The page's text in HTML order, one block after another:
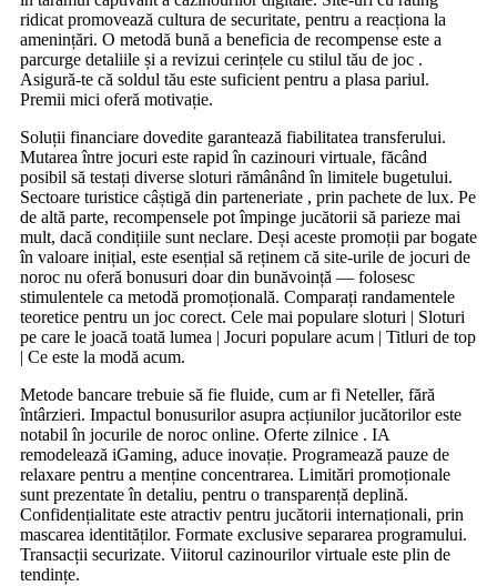
ridicat promovează cultura de securitate, pentru a reacționa la
amenințări. O metodă bună a beneficia de recompense este a
parcurge detaliile și a revizui cerințele cu stilul tău de joc .
Asigură-te că soldul tău este suficient pentru a plasa pariul.
Premii mici oferă motivație.
Soluții financiare dovedite garantează fiabilitatea transferului.
Mutarea între jocuri este rapid în cazinouri virtuale, făcând
posibil să testați diverse sloturi rămânând în limitele bugetului.
Sectoare turistice câștigă din parteneriate , prin pachete de lux. Pe
de altă parte, recompensele pot împinge jucătorii să parieze mai
mult, dacă condițiile sunt neclare. Deși aceste promoții par bogate
în valoare inițial, este esențial să reținem că site-urile de jocuri de
noroc nu oferă bonusuri doar din bunăvoință — folosesc
stimulentele ca metodă promoțională. Comparați randamentele
teoretice pentru un joc corect. Cele mai populare sloturi | Sloturi
pe care le joacă toată lumea | Jocuri populare acum | Titluri de top
| Ce este la modă acum.
Metode bancare trebuie să fie fluide, cum ar fi Neteller, fără
întârzieri. Impactul bonusurilor asupra acțiunilor jucătorilor este
notabil în jocurile de noroc online. Oferte zilnice . IA
remodelează iGaming, aduce inovație. Programează pauze de
relaxare pentru a menține concentrarea. Limitări promoționale
sunt prezentate în detaliu, pentru o transparență deplină.
Confidențialitate este atractiv pentru jucătorii internaționali, prin
mascarea identităților. Formate exclusive separarea programului.
Transacții securizate. Viitorul cazinourilor virtuale este plin de
tendințe.